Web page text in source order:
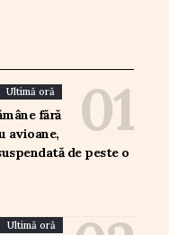
Ultimă oră
fără
avioane,
de peste o
Ultimă oră